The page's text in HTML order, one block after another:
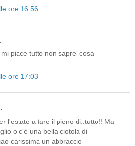
ore 16:56
piace tutto non saprei cosa
ore 17:03
l'estate a fare il pieno di..tutto!! Ma
o c'è una bella ciotola di
carissima un abbraccio